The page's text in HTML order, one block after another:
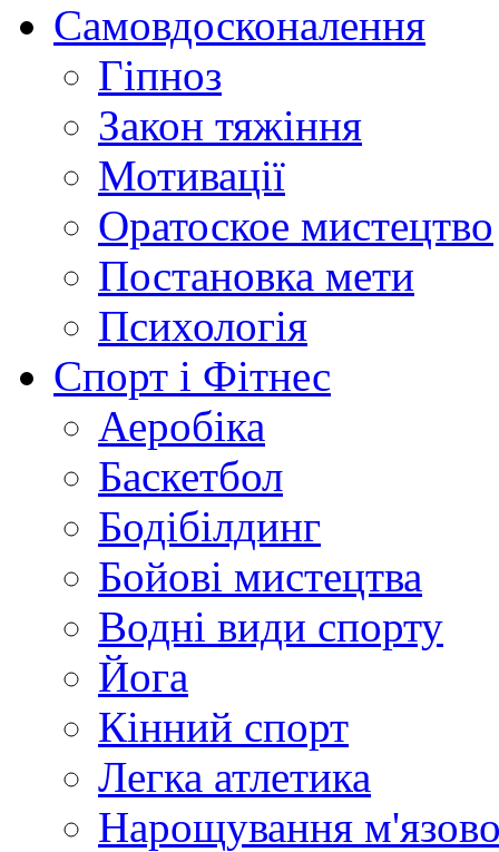
Самовдосконалення
Гіпноз
Закон тяжіння
Мотивації
Оратоское мистецтво
Постановка мети
Психологія
Спорт і Фітнес
Аеробіка
Баскетбол
Бодібілдинг
Бойові мистецтва
Водні види спорту
Йога
Кінний спорт
Легка атлетика
Нарощування